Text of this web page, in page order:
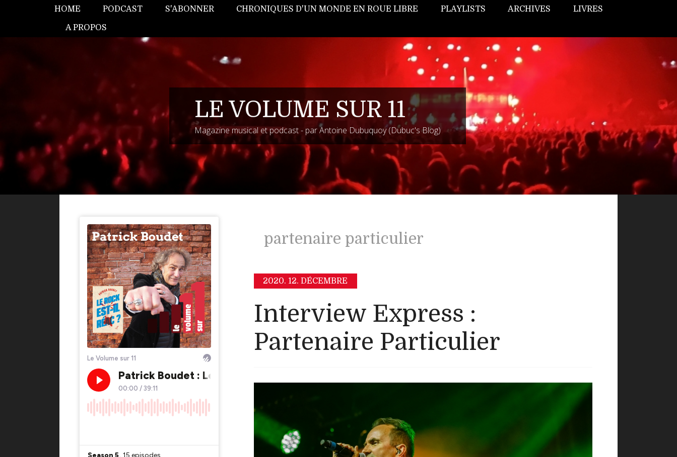
HOME PODCAST S'ABONNER CHRONIQUES D'UN MONDE EN ROUE LIBRE PLAYLISTS ARCHIVES LIVRES
A PROPOS
LE VOLUME SUR 11
Magazine musical et podcast - par Antoine Dubuquoy (Dubuc's Blog)
partenaire particulier
2020. 12. DÉCEMBRE
Interview Express :
Partenaire Particulier